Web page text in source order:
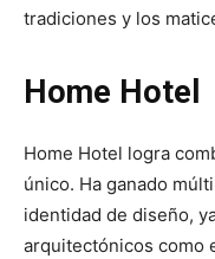
tradiciones y los
Home Hotel
Home Hotel logra
único. Ha ganado
identidad de diseño,
arquitectónicos como